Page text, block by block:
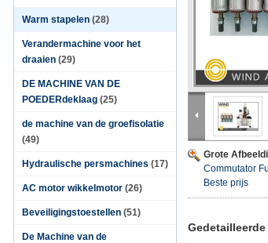
Warm stapelen (28)
Verandermachine voor het
draaien (29)
DE MACHINE VAN DE
POEDERdeklaag (25)
de machine van de groefisolatie
(49)
Hydraulische persmachines (17)
AC motor wikkelmotor (26)
Beveiligingstoestellen (51)
De Machine van de
Grote
Commutator
Beste prijs